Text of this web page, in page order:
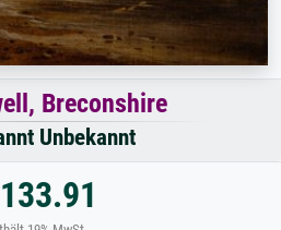
Breconshire
Unbekannt